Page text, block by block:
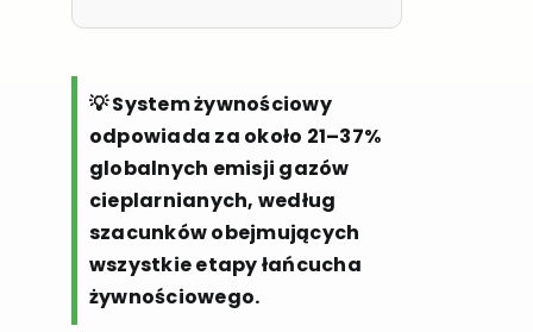
💡 System żywnościowy
odpowiada za około 21–37%
globalnych emisji gazów
cieplarnianych, według
szacunków obejmujących
wszystkie etapy łańcucha
żywnościowego.